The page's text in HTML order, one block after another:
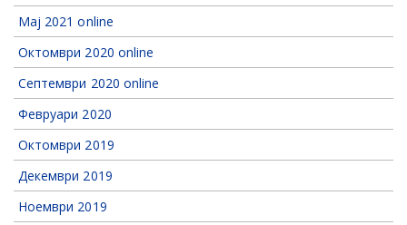
Мај 2021 online
Октомври 2020 online
Септември 2020 online
Февруари 2020
Октомври 2019
Декември 2019
Ноември 2019